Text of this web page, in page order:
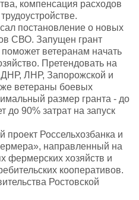
компенсация расходов
постановление о новых
СВО. Запущен грант
ветеранам начать
Претендовать на
ДНР, ЛНР, Запорожской и
ветераны боевых
размер гранта - до
до 90% затрат на запуск
проект Россельхозбанка и
направленный на
фермерских хозяйств и
кооперативов.
Ростовской